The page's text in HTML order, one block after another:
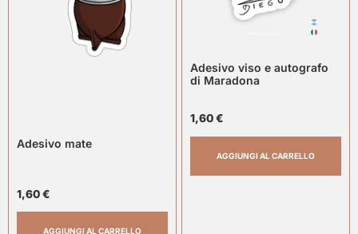
Adesivo mate
1,60€
AGGIUNGI AL CARRELLO
Adesivo viso e autografo
di Maradona
1,60€
AGGIUNGI AL CARRELLO